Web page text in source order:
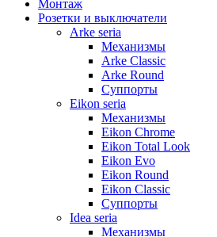
Монтаж
Розетки и выключатели
Arke seria
Механизмы
Arke Classic
Arke Round
Суппорты
Eikon seria
Механизмы
Eikon Chrome
Eikon Total Look
Eikon Evo
Eikon Round
Eikon Classic
Суппорты
Idea seria
Механизмы